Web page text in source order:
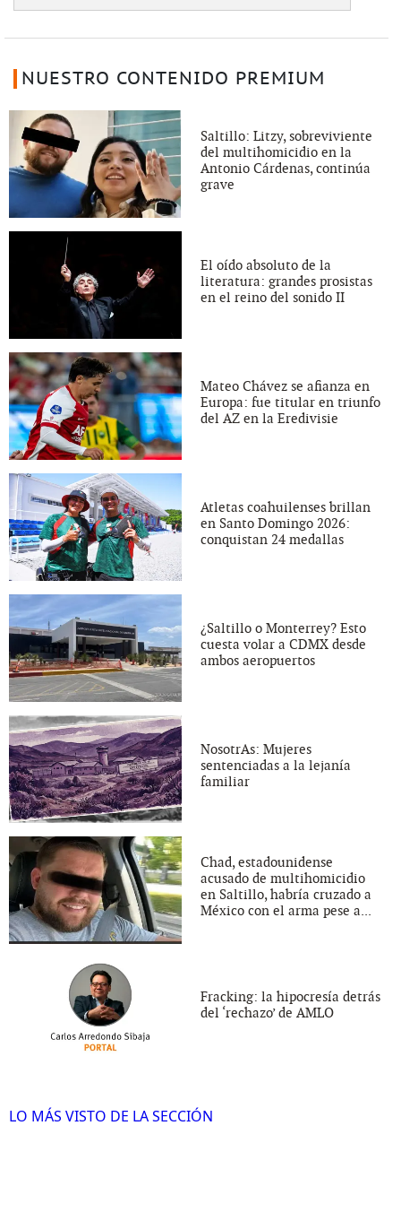
NUESTRO CONTENIDO PREMIUM
Saltillo: Litzy, sobreviviente
del multihomicidio en la
Antonio Cárdenas, continúa
grave
El oído absoluto de la
literatura: grandes prosistas
en el reino del sonido II
Mateo Chávez se afianza en
Europa: fue titular en triunfo
del AZ en la Eredivisie
Atletas coahuilenses brillan
en Santo Domingo 2026:
conquistan 24 medallas
¿Saltillo o Monterrey? Esto
cuesta volar a CDMX desde
ambos aeropuertos
NosotrAs: Mujeres
sentenciadas a la lejanía
familiar
Chad, estadounidense
acusado de multihomicidio
en Saltillo, habría cruzado a
México con el arma pese a...
Fracking: la hipocresía detrás
del ‘rechazo’ de AMLO
LO MÁS VISTO DE LA SECCIÓN